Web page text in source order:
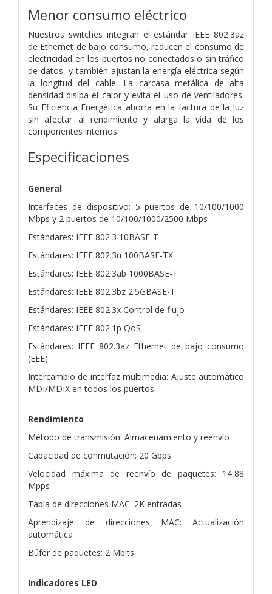
Menor consumo eléctrico
Nuestros switches integran el estándar IEEE 802.3az
de Ethernet de bajo consumo, reducen el consumo de
electricidad en los puertos no conectados o sin tráfico
de datos, y también ajustan la energía eléctrica según
la longitud del cable. La carcasa metálica de alta
densidad disipa el calor y evita el uso de ventiladores.
Su Eficiencia Energética ahorra en la factura de la luz
sin afectar al rendimiento y alarga la vida de los
componentes internos.
Especificaciones
General
Interfaces de dispositivo: 5 puertos de 10/100/1000
Mbps y 2 puertos de 10/100/1000/2500 Mbps
Estándares: IEEE 802.3 10BASE-T
Estándares: IEEE 802.3u 100BASE-TX
Estándares: IEEE 802.3ab 1000BASE-T
Estándares: IEEE 802.3bz 2.5GBASE-T
Estándares: IEEE 802.3x Control de flujo
Estándares: IEEE 802.1p QoS
Estándares: IEEE 802.3az Ethernet de bajo consumo
(EEE)
Intercambio de interfaz multimedia: Ajuste automático
MDI/MDIX en todos los puertos
Rendimiento
Método de transmisión: Almacenamiento y reenvío
Capacidad de conmutación: 20 Gbps
Velocidad máxima de reenvío de paquetes: 14,88
Mpps
Tabla de direcciones MAC: 2K entradas
Aprendizaje de direcciones MAC: Actualización
automática
Búfer de paquetes: 2 Mbits
Indicadores LED